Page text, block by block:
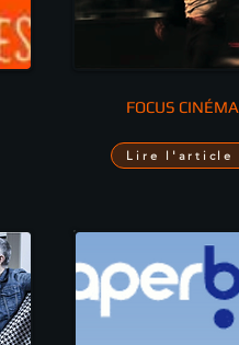
FOCUS CINÉMA
Lire l'article